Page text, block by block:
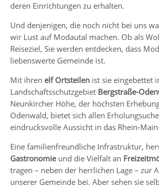
deren Einrichtungen zu erhalten.
Und denjenigen, die noch nicht bei uns
wir Lust auf Modautal machen. Ob als
Reiseziel, Sie werden entdecken, dass
liebenswerte Gemeinde ist.
Mit ihren elf Ortsteilen ist sie eingebettet
Landschaftsschutzgebiet Bergstraße-
Neunkircher Höhe, der höchsten
Odenwald, bietet sich allen
eindrucksvolle Aussicht in das Rhein-
Eine familienfreundliche Infrastruktur,
Gastronomieund die Vielfalt an
tragen – neben der herrlichen Lage – zur
unserer Gemeinde bei. Aber sehen sie